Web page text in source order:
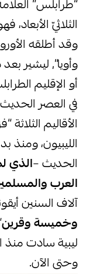
“طرابلس”
الثلاثيّ الأبعاد،
وقد أطلقه
وأويا”, ليشير بعد
أو الإقليم
في العصر
الأقاليم
الليبيون،
الحديث –الذي
العرب
آلاف السنين
وخميسة وقرين
ليبية سادت
وحتى الآن.